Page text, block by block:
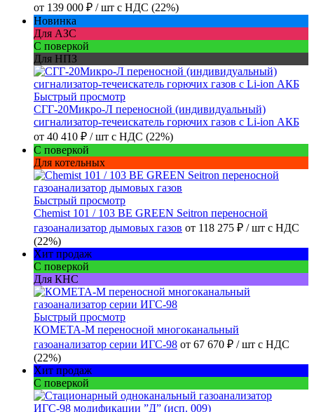
от 139 000 ₽ / шт с НДС (22%)
Новинка
Для АЗС
С поверкой
Для НПЗ
Быстрый просмотр
СГГ-20Микро-Л переносной (индивидуальный)
сигнализатор-течеискатель горючих газов с Li-ion АКБ
от 40 410 ₽ / шт с НДС (22%)
С поверкой
Для котельных
Быстрый просмотр
Chemist 101 / 103 BE GREEN Seitron переносной
газоанализатор дымовых газов от 118 275 ₽ / шт с НДС
(22%)
Хит продаж
С поверкой
Для КНС
Быстрый просмотр
КОМЕТА-М переносной многоканальный
газоанализатор серии ИГС-98 от 67 670 ₽ / шт с НДС
(22%)
Хит продаж
С поверкой